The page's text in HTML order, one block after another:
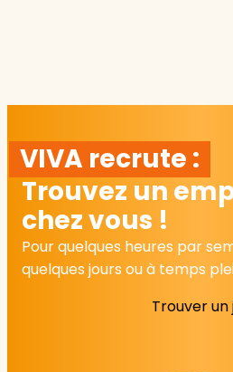
VIVA recrute :
Trouvez un
chez vous !
Pour quelques heures par
quelques jours ou à temps
Trouver un